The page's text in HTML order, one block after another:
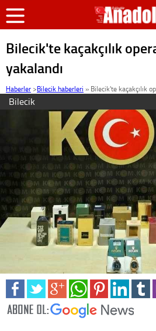
Bilecik'te kaçakçılık
yakalandı
Haberler >Bilecik haberleri » Bilecik'te kaçakçılık
Bilecik